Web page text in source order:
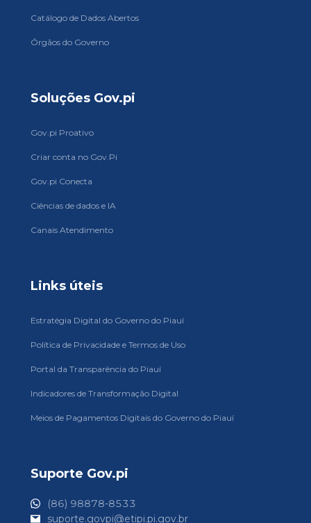
Catálogo de Dados Abertos
Órgãos do Governo
Soluções Gov.pi
Gov.pi Proativo
Criar conta no Gov.Pi
Gov.pi Conecta
Ciências de dados e IA
Canais Atendimento
Links úteis
Estratégia Digital do Governo do Piauí
Política de Privacidade e Termos de Uso
Portal da Transparência do Piauí
Indicadores de Transformação Digital
Meios de Pagamentos Digitais do Governo do Piauí
Suporte Gov.pi
(86) 98878-8533
suporte.govpi@etipi.pi.gov.br